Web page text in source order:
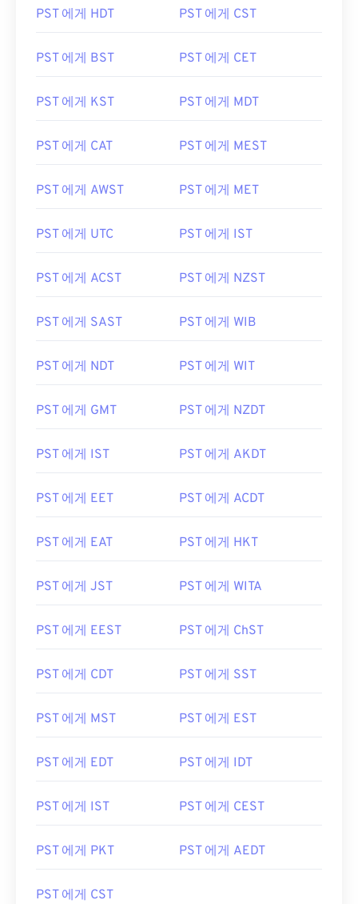
PST 에게 HDT PST 에게 CST
PST 에게 BST PST 에게 CET
PST 에게 KST PST 에게 MDT
PST 에게 CAT PST 에게 MEST
PST 에게 AWST PST 에게 MET
PST 에게 UTC PST 에게 IST
PST 에게 ACST PST 에게 NZST
PST 에게 SAST PST 에게 WIB
PST 에게 NDT PST 에게 WIT
PST 에게 GMT PST 에게 NZDT
PST 에게 IST PST 에게 AKDT
PST 에게 EET PST 에게 ACDT
PST 에게 EAT PST 에게 HKT
PST 에게 JST PST 에게 WITA
PST 에게 EEST PST 에게 ChST
PST 에게 CDT PST 에게 SST
PST 에게 MST PST 에게 EST
PST 에게 EDT PST 에게 IDT
PST 에게 IST PST 에게 CEST
PST 에게 PKT PST 에게 AEDT
PST 에게 CST